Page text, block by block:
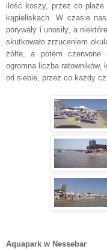
ilość koszy, przez co
kąpieliskach. W czasie
porywały i unosiły, a
skutkowało zrzuceniem
żółte, a potem
ogromna liczba ratowników,
od siebie, przez co każdy
Aquapark w Nessebar